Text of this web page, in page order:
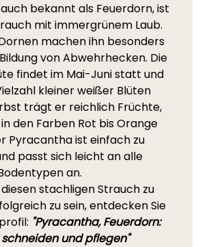
bekannt als Feuerdorn, ist
mit immergrünem Laub.
machen ihn besonders
von Abwehrhecken. Die
findet im Mai-Juni statt und
kleiner weißer Blüten
trägt er reichlich Früchte,
den Farben Rot bis Orange
Pyracantha ist einfach zu
passt sich leicht an alle
an.
stachligen Strauch zu
zu sein, entdecken Sie
"Pyracantha, Feuerdorn:
und pflegen"